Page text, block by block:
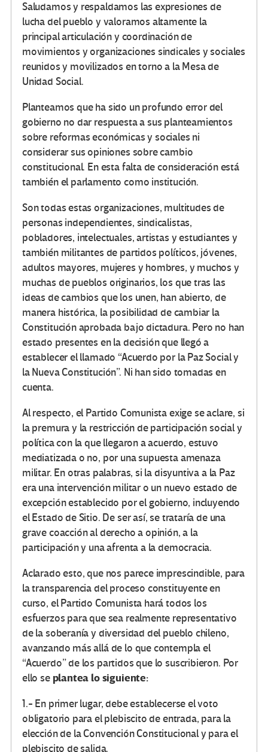
Saludamos y respaldamos las expresiones de
lucha del pueblo y valoramos altamente la
principal articulación y coordinación de
movimientos y organizaciones sindicales y sociales
reunidos y movilizados en torno a la Mesa de
Unidad Social.
Planteamos que ha sido un profundo error del
gobierno no dar respuesta a sus planteamientos
sobre reformas económicas y sociales ni
considerar sus opiniones sobre cambio
constitucional. En esta falta de consideración está
también el parlamento como institución.
Son todas estas organizaciones, multitudes de
personas independientes, sindicalistas,
pobladores, intelectuales, artistas y estudiantes y
también militantes de partidos políticos, jóvenes,
adultos mayores, mujeres y hombres, y muchos y
muchas de pueblos originarios, los que tras las
ideas de cambios que los unen, han abierto, de
manera histórica, la posibilidad de cambiar la
Constitución aprobada bajo dictadura. Pero no han
estado presentes en la decisión que llegó a
establecer el llamado “Acuerdo por la Paz Social y
la Nueva Constitución”. Ni han sido tomadas en
cuenta.
Al respecto, el Partido Comunista exige se aclare, si
la premura y la restricción de participación social y
política con la que llegaron a acuerdo, estuvo
mediatizada o no, por una supuesta amenaza
militar. En otras palabras, si la disyuntiva a la Paz
era una intervención militar o un nuevo estado de
excepción establecido por el gobierno, incluyendo
el Estado de Sitio. De ser así, se trataría de una
grave coacción al derecho a opinión, a la
participación y una afrenta a la democracia.
Aclarado esto, que nos parece imprescindible, para
la transparencia del proceso constituyente en
curso, el Partido Comunista hará todos los
esfuerzos para que sea realmente representativo
de la soberanía y diversidad del pueblo chileno,
avanzando más allá de lo que contempla el
“Acuerdo” de los partidos que lo suscribieron. Por
ello seplantea lo siguiente:
1.- En primer lugar, debe establecerse el voto
obligatorio para el plebiscito de entrada, para la
elección de la Convención Constitucional y para el
plebiscito de salida.